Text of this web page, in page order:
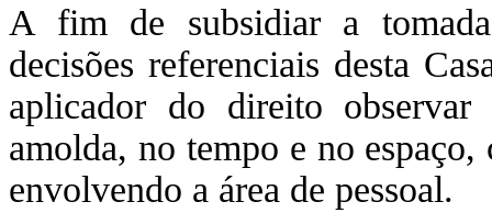
A fim de subsidiar a
decisões referenciais desta
aplicador do direito
amolda, no tempo e no
envolvendo a área de pessoal.